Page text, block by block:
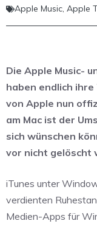
Apple Music, Apple
Die Apple Music-
haben endlich
von Apple nun
am Mac ist der
sich wünschen
vor nicht gelöscht
iTunes unter
verdienten
Medien-Apps für